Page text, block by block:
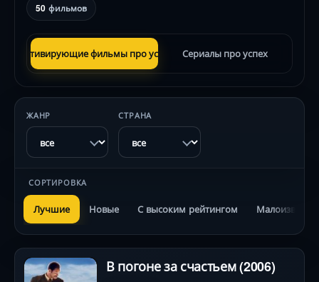
50 фильмов
Мотивирующие фильмы про успех Сериалы про успех
ЖАНР СТРАНА
СОРТИРОВКА
Лучшие Новые С высоким рейтингом
В погоне за счастьем (2006)